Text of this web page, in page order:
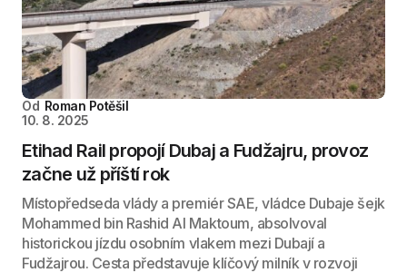
Od Roman Potěšil
10. 8. 2025
Etihad Rail propojí Dubaj a Fudžajru, provoz
začne už příští rok
Místopředseda vlády a premiér SAE, vládce Dubaje šejk
Mohammed bin Rashid Al Maktoum, absolvoval
historickou jízdu osobním vlakem mezi Dubají a
Fudžajrou. Cesta představuje klíčový milník v rozvoji